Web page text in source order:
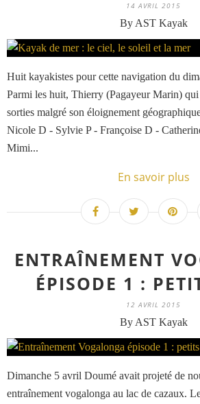
14 AVRIL 2015
By AST Kayak
Huit kayakistes pour cette navigation du
Parmi les huit, Thierry (Pagayeur Marin)
sorties malgré son éloignement
Nicole D - Sylvie P - Françoise D -
Mimi...
En savoir plus
ENTRAÎNEMENT
ÉPISODE 1 :
12 AVRIL 2015
By AST Kayak
Dimanche 5 avril Doumé avait projeté de
entraînement vogalonga au lac de cazaux.